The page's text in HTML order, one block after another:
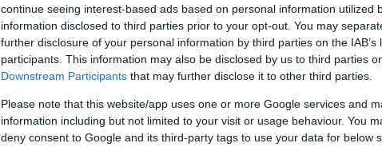
continue seeing interest-based ads based on personal information utilized
information disclosed to third parties prior to your opt-out. You may
further disclosure of your personal information by third parties on the IAB’s
participants. This information may also be disclosed by us to third parties
Downstream Participants that may further disclose it to other third parties.
Please note that this website/app uses one or more Google services and
information including but not limited to your visit or usage behaviour. You
deny consent to Google and its third-party tags to use your data for below